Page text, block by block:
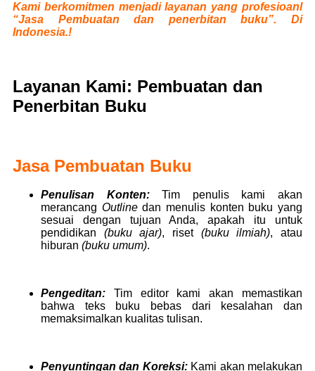
Kami berkomitmen menjadi layanan yang profesioanl
“Jasa Pembuatan dan penerbitan buku”. Di
Indonesia.!
Layanan Kami: Pembuatan dan
Penerbitan Buku
Jasa Pembuatan Buku
Penulisan Konten:Tim penulis kami akan
merancang Outlinedan menulis konten buku yang
sesuai dengan tujuan Anda, apakah itu untuk
pendidikan (buku ajar), riset (buku ilmiah), atau
hiburan (buku umum).
Pengeditan:
Tim editor kami akan memastikan
bahwa teks buku bebas dari kesalahan dan
memaksimalkan kualitas tulisan.
Penyuntingan dan Koreksi:Kami akan melakukan